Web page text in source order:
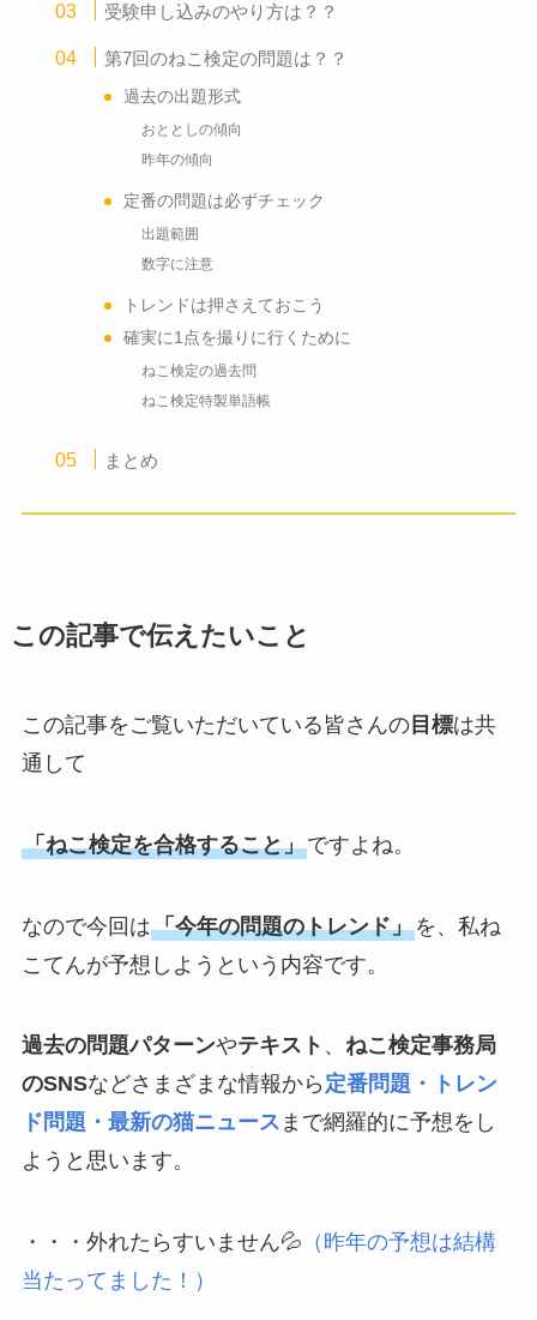
受験申し込みのやり方は？？
第7回のねこ検定の問題は？？
過去の出題形式
おととしの傾向
昨年の傾向
定番の問題は必ずチェック
出題範囲
数字に注意
トレンドは押さえておこう
確実に1点を撮りに行くために
ねこ検定の過去問
ねこ検定特製単語帳
まとめ
この記事で伝えたいこと
この記事をご覧いただいている皆さんの目標は共
通して
「ねこ検定を合格すること」ですよね。
なので今回は「今年の問題のトレンド」を、私ね
こてんが予想しようという内容です。
過去の問題パターンやテキスト 、 ねこ検定事務局
のSNSなどさまざまな情報から 定番問題・トレン
ド問題・最新の猫ニュース まで網羅的に予想をし
ようと思います。
・・・外れたらすいません💦 （昨年の予想は結構
当たってました！）